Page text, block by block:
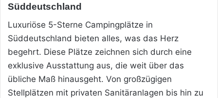
Süddeutschland
Luxuriöse 5-Sterne Campingplätze in
Süddeutschland bieten alles, was das Herz
begehrt. Diese Plätze zeichnen sich durch eine
exklusive Ausstattung aus, die weit über das
übliche Maß hinausgeht. Von großzügigen
Stellplätzen mit privaten Sanitäranlagen bis hin zu